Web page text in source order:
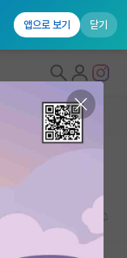
앱으로 보기 닫기